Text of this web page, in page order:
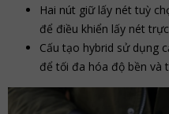
Hai nút giữ lấy nét tuỳ
để điều khiển lấy nét
Cấu tạo hybrid sử dụng
để tối đa hóa độ bền và